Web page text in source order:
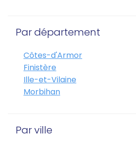
Par département
Côtes-d'Armor
Finistère
Ille-et-Vilaine
Morbihan
Par ville